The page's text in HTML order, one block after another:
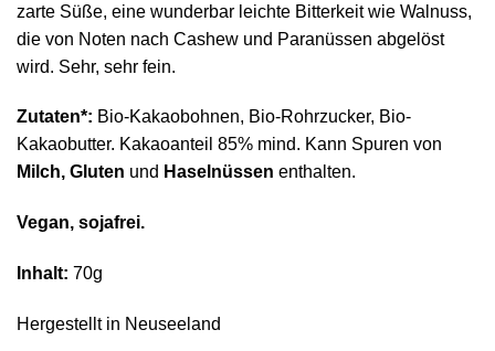
zarte Süße, eine wunderbar leichte Bitterkeit wie Walnuss,
die von Noten nach Cashew und Paranüssen abgelöst
wird. Sehr, sehr fein.
Zutaten*: Bio-Kakaobohnen, Bio-Rohrzucker, Bio-
Kakaobutter. Kakaoanteil 85% mind. Kann Spuren von
Milch, Gluten und Haselnüssen enthalten.
Vegan, sojafrei.
Inhalt: 70g
Hergestellt in Neuseeland